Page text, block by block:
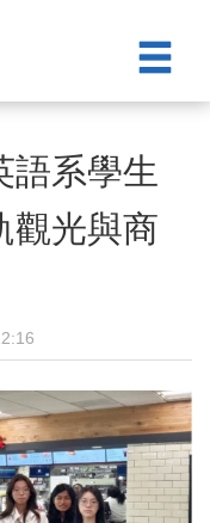
語系學生
光與商